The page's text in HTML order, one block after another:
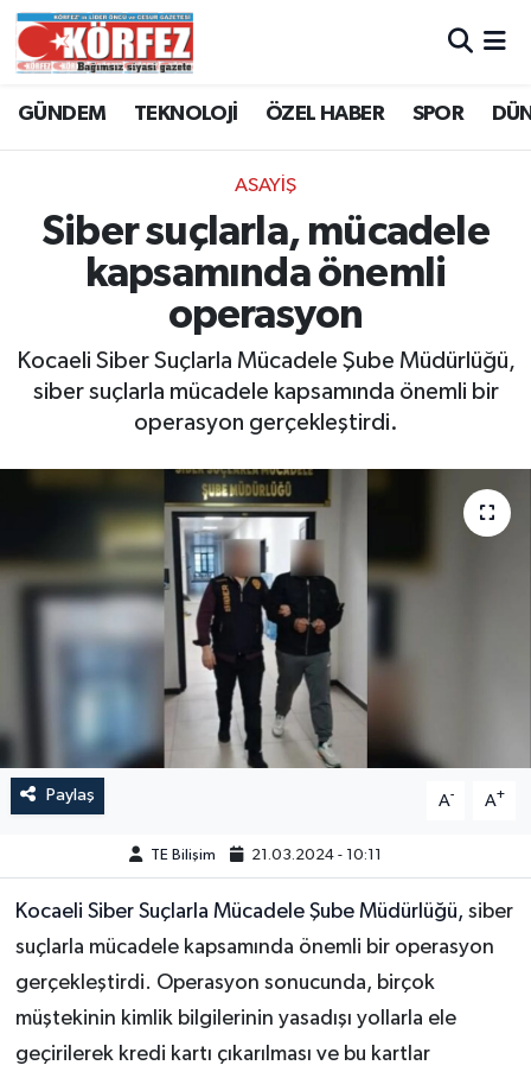
GÜNDEM TEKNOLOJİ ÖZEL HABER SPOR
ASAYİŞ
Siber suçlarla, mücadele
kapsamında önemli
operasyon
Kocaeli Siber Suçlarla Mücadele Şube Müdürlüğü,
siber suçlarla mücadele kapsamında önemli bir
operasyon gerçekleştirdi.
Paylaş A- A+
TE Bilişim 21.03.2024 - 10:11
Kocaeli Siber Suçlarla Mücadele Şube Müdürlüğü, siber
suçlarla mücadele kapsamında önemli bir operasyon
gerçekleştirdi. Operasyon sonucunda, birçok
müştekinin kimlik bilgilerinin yasadışı yollarla ele
geçirilerek kredi kartı çıkarılması ve bu kartlar
Trafik Durumu
Süper Lig Puan Durumu ve Fikstür
Tüm Manşetler
Son Dakika Haberleri
Haber Arşivi